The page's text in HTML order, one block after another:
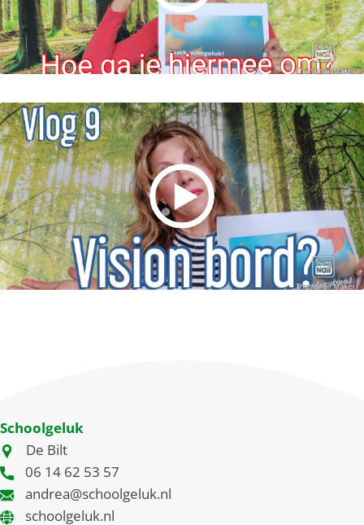
Schoolgeluk
De Bilt
06 14 62 53 57
andrea@schoolgeluk.nl
schoolgeluk.nl